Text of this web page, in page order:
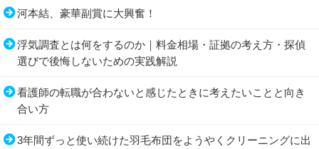
河本結、豪華副賞に大興奮！
浮気調査とは何をするのか｜料金相場・証拠の考え方・探偵
選びで後悔しないための実践解説
看護師の転職が合わないと感じたときに考えたいことと向き
合い方
3年間ずっと使い続けた羽毛布団をようやくクリーニングに出